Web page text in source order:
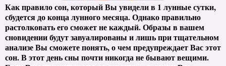
Как правило сон, который Вы увидели в 1 лунные сутки,
сбудется до конца лунного месяца. Однако правильно
растолковать его сможет не каждый. Образы в вашем
сновидении будут завуалированы и лишь при тщательном
анализе Вы сможете понять, о чем предупреждает Вас этот
сон. В этот день сны почти никогда не бывают вещими.